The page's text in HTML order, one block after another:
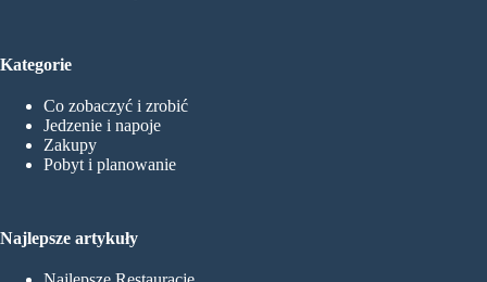
Kategorie
Co zobaczyć i zrobić
Jedzenie i napoje
Zakupy
Pobyt i planowanie
Najlepsze artykuły